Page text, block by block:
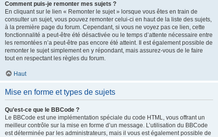
Comment puis-je remonter mes sujets ?
En cliquant sur le lien « Remonter le sujet » lorsque vous êtes en train de
consulter un sujet, vous pouvez remonter celui-ci en haut de la liste des sujets,
à la première page du forum. Cependant, si vous ne voyez pas ce lien, cette
fonctionnalité a peut-être été désactivée ou le temps d’attente nécessaire entre
les remontées n’a peut-être pas encore été atteint. Il est également possible de
remonter le sujet simplement en y répondant, mais assurez-vous de le faire
tout en respectant les règles du forum.
Haut
Mise en forme et types de sujets
Qu’est-ce que le BBCode ?
Le BBCode est une implémentation spéciale du code HTML, vous offrant un
meilleur contrôle sur la mise en forme d’un message. L’utilisation du BBCode
est déterminée par les administrateurs, mais il vous est également possible de